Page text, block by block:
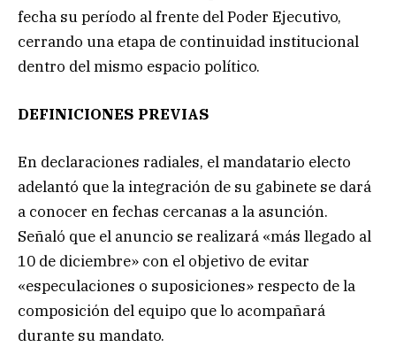
fecha su período al frente del Poder Ejecutivo,
cerrando una etapa de continuidad institucional
dentro del mismo espacio político.
DEFINICIONES PREVIAS
En declaraciones radiales, el mandatario electo
adelantó que la integración de su gabinete se dará
a conocer en fechas cercanas a la asunción.
Señaló que el anuncio se realizará «más llegado al
10 de diciembre» con el objetivo de evitar
«especulaciones o suposiciones» respecto de la
composición del equipo que lo acompañará
durante su mandato.